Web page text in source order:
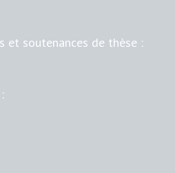
et soutenances de thèse :